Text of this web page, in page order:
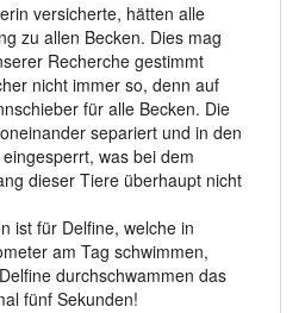
versicherte, hätten alle
zu allen Becken. Dies mag
Recherche gestimmt
nicht immer so, denn auf
für alle Becken. Die
separiert und in den
was bei dem
dieser Tiere überhaupt nicht
ist für Delfine, welche in
am Tag schwimmen,
durchschwammen das
fünf Sekunden!